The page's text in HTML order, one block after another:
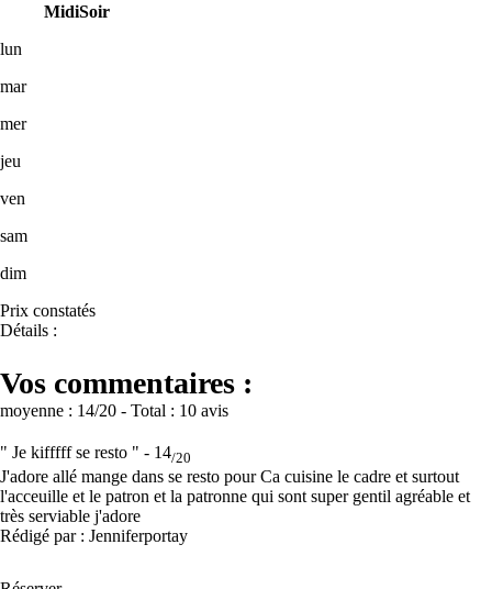
MidiSoir
lun
mar
mer
jeu
ven
sam
dim
Prix constatés
Détails :
Vos commentaires :
moyenne : 14/20 - Total : 10 avis
" Je kifffff se resto " - 14/20
J'adore allé mange dans se resto pour Ca cuisine le cadre et surtout
l'acceuille et le patron et la patronne qui sont super gentil agréable et
très serviable j'adore
Rédigé par : Jenniferportay